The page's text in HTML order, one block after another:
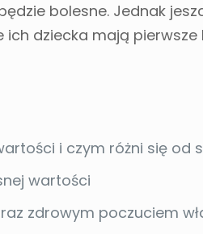
bolesne. Jednak
ich dziecka mają
i czym różni się od
wartości
zdrowym poczuciem